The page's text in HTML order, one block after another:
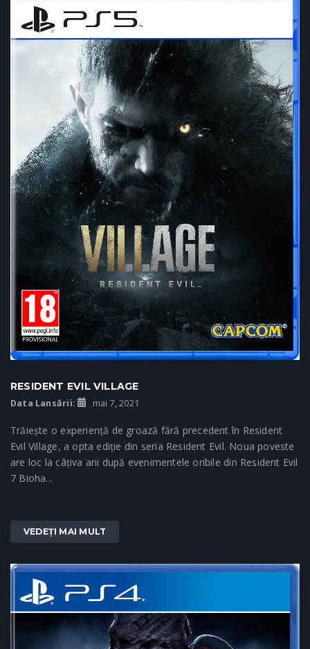
RESIDENT EVIL VILLAGE
Data Lansării: mai 7, 2021
Trăiește o experiență de groază fără precedent în Resident
Evil Village, a opta ediție din seria Resident Evil. Noua poveste
are loc la câțiva ani după evenimentele oribile din Resident Evil
7 Bioha...
VEDEȚI MAI MULT